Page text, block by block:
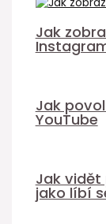
Jak
Jak
YouTube
Jak vidět
jako líbí